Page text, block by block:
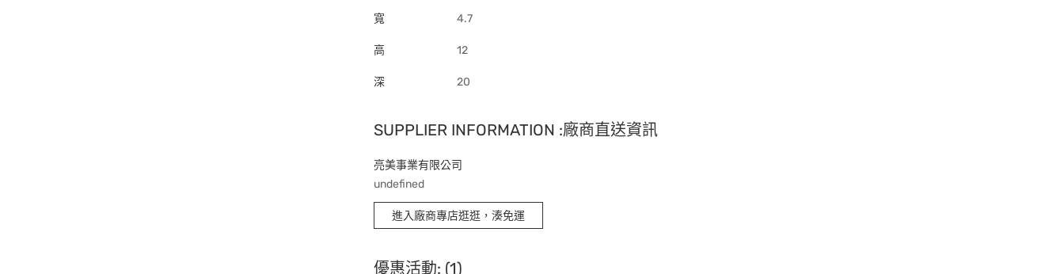
寬 4.7
高 12
深 20
SUPPLIER INFORMATION :廠商直送資訊
亮美事業有限公司
undefined
進入廠商專店逛逛，湊免運
優惠活動: (1)